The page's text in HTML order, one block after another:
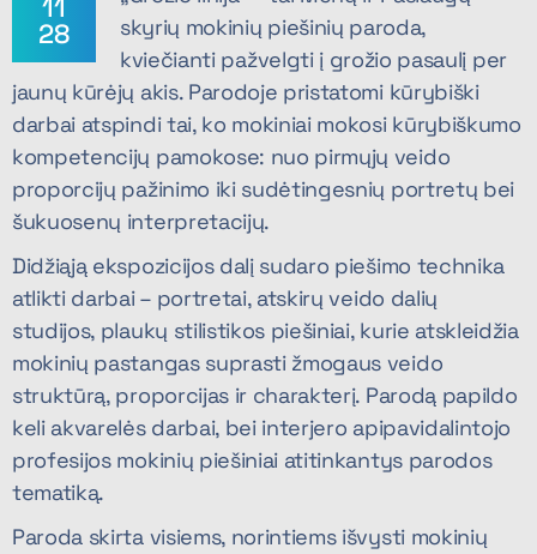
11
28
skyrių mokinių piešinių paroda,
kviečianti pažvelgti į grožio pasaulį per
jaunų kūrėjų akis. Parodoje pristatomi kūrybiški
darbai atspindi tai, ko mokiniai mokosi kūrybiškumo
kompetencijų pamokose: nuo pirmųjų veido
proporcijų pažinimo iki sudėtingesnių portretų bei
šukuosenų interpretacijų.
Didžiąją ekspozicijos dalį sudaro piešimo technika
atlikti darbai – portretai, atskirų veido dalių
studijos, plaukų stilistikos piešiniai, kurie atskleidžia
mokinių pastangas suprasti žmogaus veido
struktūrą, proporcijas ir charakterį. Parodą papildo
keli akvarelės darbai, bei interjero apipavidalintojo
profesijos mokinių piešiniai atitinkantys parodos
tematiką.
Paroda skirta visiems, norintiems išvysti mokinių